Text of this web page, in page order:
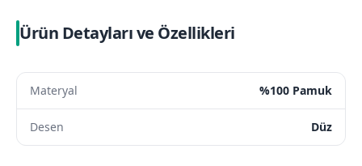
Ürün Detayları ve Özellikleri
Materyal %100 Pamuk
Desen Düz